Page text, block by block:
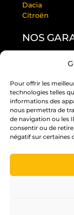
Pour offrir les
technologies telles
informations des
nous permettra de
de navigation ou les
consentir ou de
négatif sur certaines
Dacia
Citroën
NOS
GARAGE
RS ANGERS
RS EDITION
RS JUIGNÉ
RS PARC
RS ST
Un crédit
Pour les